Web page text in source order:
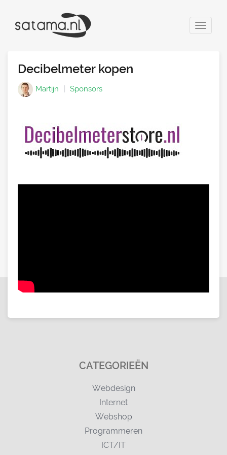
Toggle
Decibelmeter kopen
Martijn Sponsors
CATEGORIEËN
Webdesign
Internet
Webshop
Programmeren
ICT/IT